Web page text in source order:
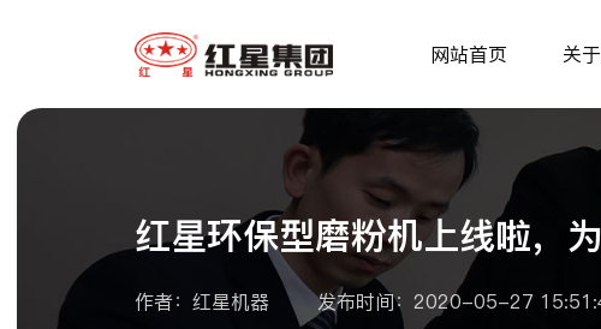
网站首页 关
红星环保型磨粉机上线啦，
作者：红星机器 发布时间：2020-05-27